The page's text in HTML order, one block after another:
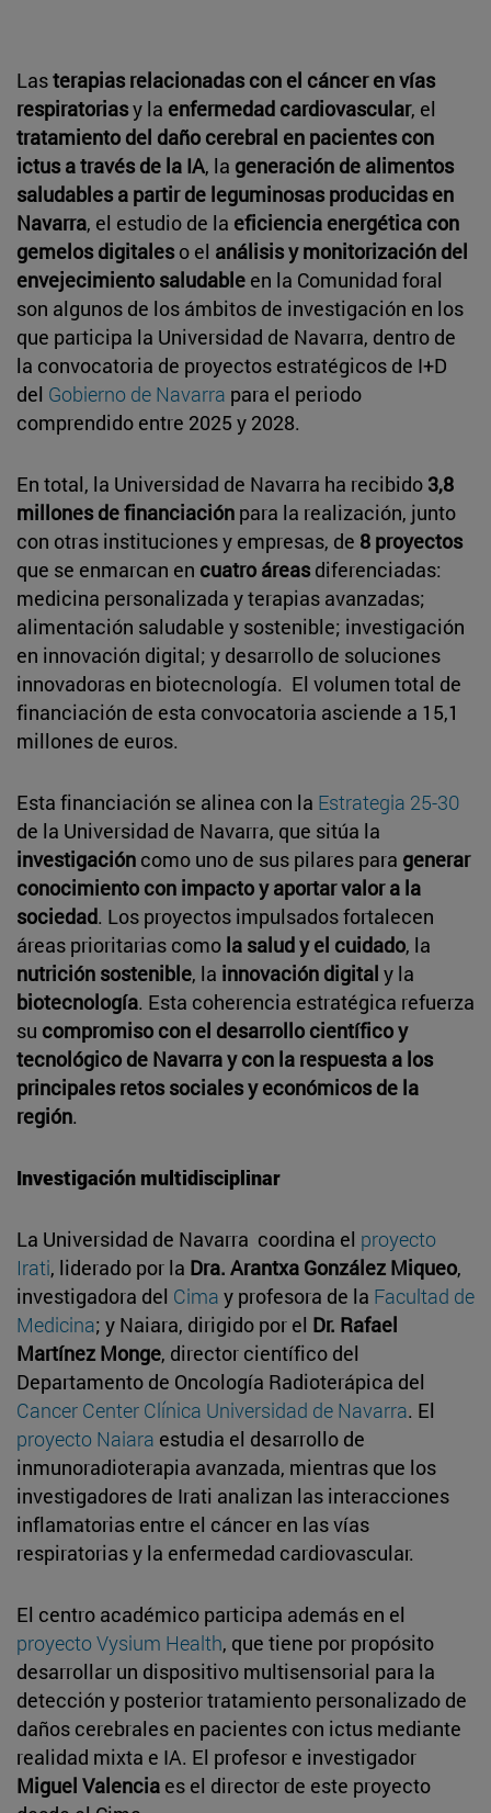
Lasterapias relacionadas con el cáncer en vías
respiratoriasy la enfermedad cardiovascular, el
tratamiento del daño cerebral en pacientes con
ictus a través de la IA, la generación de alimentos
saludables a partir de leguminosas producidas en
Navarra, el estudio de la eficiencia energética con
gemelos digitaleso el análisis y monitorización del
envejecimiento saludable en la Comunidad foral
son algunos de los ámbitos de investigación en los
que participa la Universidad de Navarra, dentro de
la convocatoria de proyectos estratégicos de I+D
del Gobierno de Navarra para el periodo
comprendido entre 2025 y 2028.
En total, la Universidad de Navarra ha recibido 3,8
millones de financiación para la realización, junto
con otras instituciones y empresas, de 8 proyectos
que se enmarcan en cuatro áreasdiferenciadas:
medicina personalizada y terapias avanzadas;
alimentación saludable y sostenible; investigación
en innovación digital; y desarrollo de soluciones
innovadoras en biotecnología. El volumen total de
financiación de esta convocatoria asciende a 15,1
millones de euros.
Esta financiación se alinea con la Estrategia 25-30
de la Universidad de Navarra, que sitúa la
investigación como uno de sus pilares para generar
conocimiento con impacto y aportar valor a la
sociedad. Los proyectos impulsados fortalecen
áreas prioritarias como la salud y el cuidado, la
nutrición sostenible, la innovación digital y la
biotecnología. Esta coherencia estratégica refuerza
su compromiso con el desarrollo científico y
tecnológico de Navarra y con la respuesta a los
principales retos sociales y económicos de la
región.
Investigación multidisciplinar
La Universidad de Navarra coordina el proyecto
Irati, liderado por la Dra. Arantxa González Miqueo,
investigadora del Cima y profesora de la Facultad de
Medicina; y Naiara, dirigido por el Dr. Rafael
Martínez Monge, director científico del
Departamento de Oncología Radioterápica del
Cancer Center Clínica Universidad de Navarra. El
proyecto Naiara estudia el desarrollo de
inmunoradioterapia avanzada, mientras que los
investigadores de Irati analizan las interacciones
inflamatorias entre el cáncer en las vías
respiratorias y la enfermedad cardiovascular.
El centro académico participa además en el
proyecto Vysium Health, que tiene por propósito
desarrollar un dispositivo multisensorial para la
detección y posterior tratamiento personalizado de
daños cerebrales en pacientes con ictus mediante
realidad mixta e IA. El profesor e investigador
Miguel Valencia es el director de este proyecto